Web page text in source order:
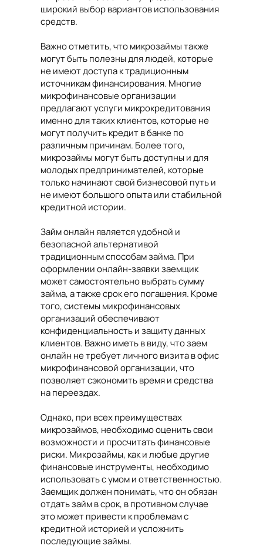
широкий выбор вариантов использования
средств.
Важно отметить, что микрозаймы также
могут быть полезны для людей, которые
не имеют доступа к традиционным
источникам финансирования. Многие
микрофинансовые организации
предлагают услуги микрокредитования
именно для таких клиентов, которые не
могут получить кредит в банке по
различным причинам. Более того,
микрозаймы могут быть доступны и для
молодых предпринимателей, которые
только начинают свой бизнесовой путь и
не имеют большого опыта или стабильной
кредитной истории.
Займ онлайн является удобной и
безопасной альтернативой
традиционным способам займа. При
оформлении онлайн-заявки заемщик
может самостоятельно выбрать сумму
займа, а также срок его погашения. Кроме
того, системы микрофинансовых
организаций обеспечивают
конфиденциальность и защиту данных
клиентов. Важно иметь в виду, что заем
онлайн не требует личного визита в офис
микрофинансовой организации, что
позволяет сэкономить время и средства
на переездах.
Однако, при всех преимуществах
микрозаймов, необходимо оценить свои
возможности и просчитать финансовые
риски. Микрозаймы, как и любые другие
финансовые инструменты, необходимо
использовать с умом и ответственностью.
Заемщик должен понимать, что он обязан
отдать займ в срок, в противном случае
это может привести к проблемам с
кредитной историей и усложнить
последующие займы.